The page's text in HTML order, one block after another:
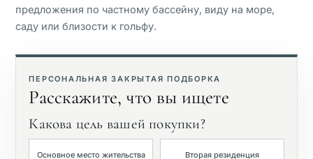
Частный сад
С лифтом
Первая линия гольфа
предложения по частному бассейну, виду на море,
саду или близости к гольфу.
ПЕРСОНАЛЬНАЯ ЗАКРЫТАЯ ПОДБОРКА
Расскажите, что вы ищете
Какова цель вашей покупки?
Основное место жительства Вторая резиденция